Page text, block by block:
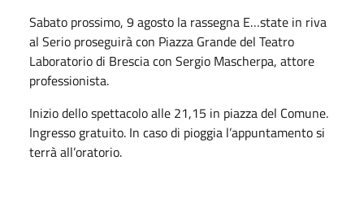
Sabato prossimo, 9 agosto la rassegna E…state in riva
al Serio proseguirà con Piazza Grande del Teatro
Laboratorio di Brescia con Sergio Mascherpa, attore
professionista.
Inizio dello spettacolo alle 21,15 in piazza del Comune.
Ingresso gratuito. In caso di pioggia l’appuntamento si
terrà all’oratorio.